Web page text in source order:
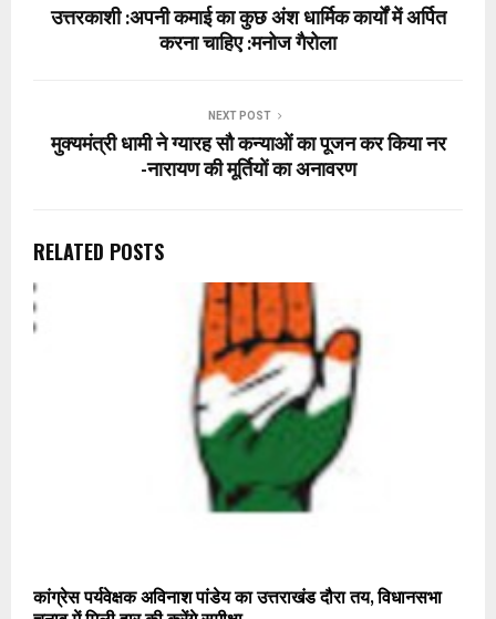
उत्तरकाशी :अपनी कमाई का कुछ अंश धार्मिक कार्यों में अर्पित
करना चाहिए :मनोज गैरोला
NEXT POST
मुक्यमंत्री धामी ने ग्यारह सौ कन्याओं का पूजन कर किया नर
-नारायण की मूर्तियों का अनावरण
RELATED POSTS
कांग्रेस पर्यवेक्षक अविनाश पांडेय का उत्तराखंड दौरा तय, विधानसभा